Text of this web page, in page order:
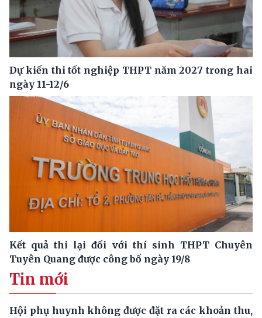
Dự kiến thi tốt nghiệp THPT năm 2027 trong hai
ngày 11-12/6
Kết quả thi lại đối với thí sinh THPT Chuyên
Tuyên Quang được công bố ngày 19/8
Tin mới
Hội phụ huynh không được đặt ra các khoản thu,